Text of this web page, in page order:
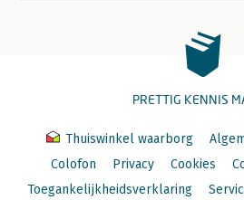
PRETTIG KENNIS
Thuiswinkel waarborg
Colofon
Privacy Cookies
Toegankelijkheidsverklaring